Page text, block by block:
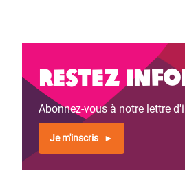
Restez
Abonnez-vous à notre lettre
Je m'inscris